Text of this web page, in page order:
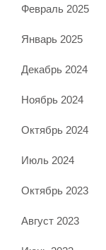
Февраль 2025
Январь 2025
Декабрь 2024
Ноябрь 2024
Октябрь 2024
Июль 2024
Октябрь 2023
Август 2023